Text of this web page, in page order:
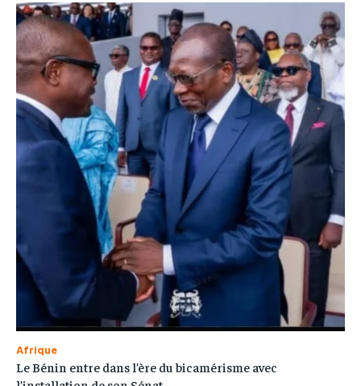
Afrique
Le Bénin entre dans l’ère du bicamérisme avec